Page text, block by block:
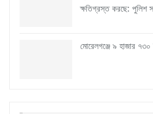
ক্ষতিগ্রস্ত করছে: পুলিশ
মোরেলগঞ্জে ৯ হাজার ৭৩০